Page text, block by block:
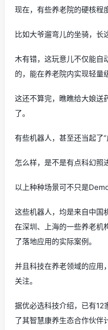
现在，有些养老院的硬核程
比如大爷遛弯儿的坐骑，长
木有错，这玩意儿不仅能自
的，能在养老院内实现轻量
这还不算完，瞧瞧给大娘送
了。
有些机器人，甚至还当起了“
怎么样，是不是有点科幻照
以上种种场景可不只是Demo
这些机器人，均是来自中国
在深圳、上海的一些养老机
了落地应用的实际案例。
并且科技在养老领域的应用
关注。
据优必选科技介绍，已有12
了其智慧康养生态合作伙伴